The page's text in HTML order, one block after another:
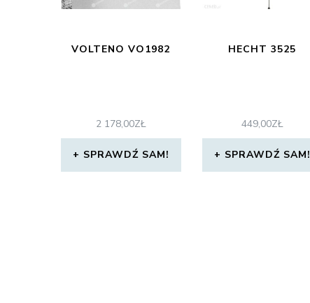
VOLTENO VO1982
2 178,00ZŁ
SPRAWDŹ SAM!
HECHT 3525
449,00ZŁ
SPRAWDŹ SAM!